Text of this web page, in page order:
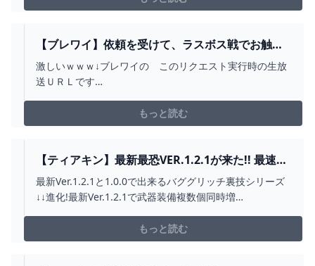
【ブレワイ】依頼を受けて、ラスボス戦でお触り
厳禁バリアを超連打されてみた【ドリカラ】【ゼ
ルダの伝説ブレスオブザワイルドBOTW字幕実況
激しいｗｗｗ↓ブレワイの このリクエスト実行時の生放
送ＵＲＬです
feature=shared&t=1921ティキンのリクエスト受付が始
まった、２０２３年版のリクエスト受付動画ができまし
もっと読む
【ティアキン】最新最恐VER.1.2.1が来た!! 最速で
今までの主要のバグ技が出来るかどうか検証しま
した ゼルダの伝説ティアーズオブザキングダム テ
最新Ver.1.2.1と1.0.0で出来るバググリッチ裏技シリーズ
↓↓進化!最新Ver.1.2.1で武器装備複数個同時増
植! これで魔王の弓5連射も作成可
能!!https://youtu.be/MRXEt9OjRXU...
もっと読む